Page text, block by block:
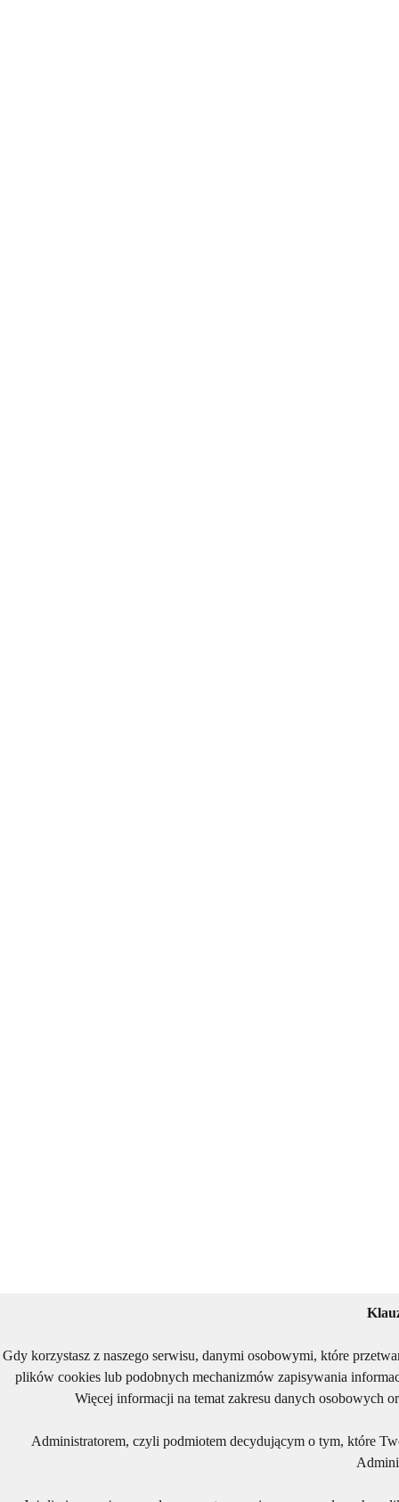
Gdy korzystasz z naszego serwisu, danymi osobowymi, które
plików cookies lub podobnych mechanizmów zapisywania
Więcej informacji na temat zakresu danych osobowych
Administratorem, czyli podmiotem decydującym o tym, które